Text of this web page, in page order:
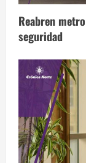
s
Reabren
seguridad